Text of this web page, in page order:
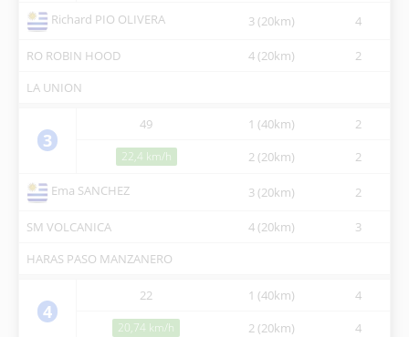
Richard PIO OLIVERA 3 (20km) 4
RO ROBIN HOOD 4 (20km) 2
LA UNION
3
49 1 (40km) 2
22,4 km/h 2 (20km) 2
Ema SANCHEZ 3 (20km) 2
SM VOLCANICA 4 (20km) 3
HARAS PASO MANZANERO
4
22 1 (40km) 4
20,74 km/h 2 (20km) 4